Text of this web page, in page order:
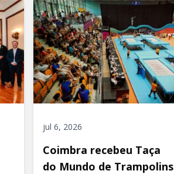
jul 6, 2026
Coimbra recebeu Taça
do Mundo de Trampolins